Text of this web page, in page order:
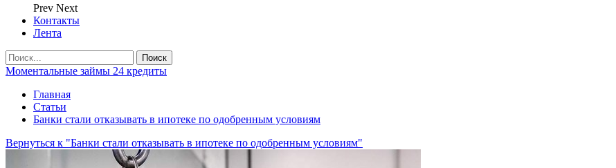
Prev Next
Контакты
Лента
Моментальные займы 24 кредиты
Главная
Статьи
Банки стали отказывать в ипотеке по одобренным условиям
Вернуться к "Банки стали отказывать в ипотеке по одобренным условиям"